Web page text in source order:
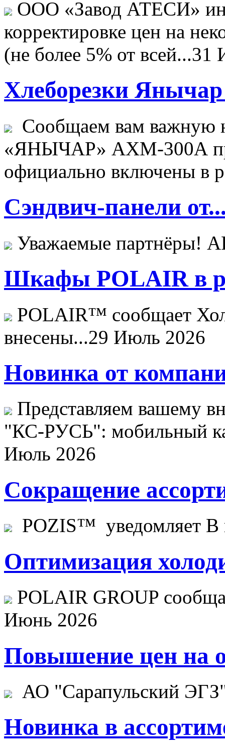
ООО «Завод АТЕСИ»
корректировке цен на
(не более 5% от всей...31
Хлеборезки Янычар
Сообщаем вам важную
«ЯНЫЧАР» АХМ-300А
официально включены в
Сэндвич-панели
Уважаемые
Шкафы POLAIR в
POLAIR™ сообщает
внесены...29 Июль 2026
Новинка от
Представляем вашему
"КС-РУСЬ": мобильный
Июль 2026
Сокращение
POZIS™ уведомляет В
Оптимизация
POLAIR GROUP
Июнь 2026
Повышение цен на
АО "Сарапульский
Новинка в